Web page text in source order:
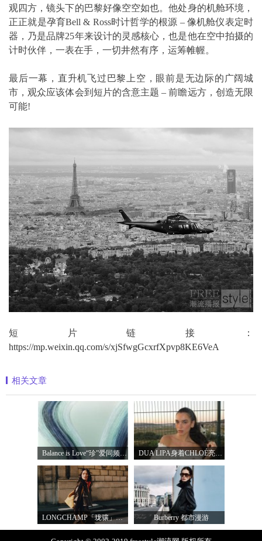
观四方，镜头下的巴黎好像空空如也。他处身的机舱环境，
正正就是孕育Bell & Ross时计哲学的根源 – 像机舱仪表定时
器，乃是品牌25年来设计的灵感核心，也是他在空中拍摄的
计时伙伴，一表在手，一切井然有序，运筹帷幄。
最后一幕，直升机飞过巴黎上空，眼前是无边际的广阔城
市，观众应该体会到短片的含意主题 – 前瞻远方，创造无限
可能!
短片链接：
https://mp.weixin.qq.com/s/xjSfwgGcxrfXpvp8KE6VeA
相关文章
Balance is Love“珍”爱同频 耀启七夕 TASA DUA LIPA身着CHLOÉ亮相 2026 SUNNY HILL 音乐节
LONGCHAMP「珑骧」全新LE CADENCE 系列 奏响法 Burberry 都市漫游